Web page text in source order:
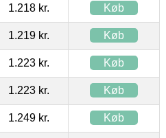
1.218 kr. Køb
1.219 kr. Køb
1.223 kr. Køb
1.223 kr. Køb
1.249 kr. Køb